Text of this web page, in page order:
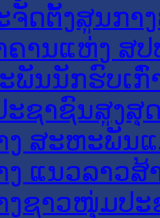
ຈັດຕັ້ງສູນກາ
ຄານແຫ່ງ ສປ
ພັນນັກຮົບເກົ່
ະຊາຊົນສູງສຸ
ງ ສະຫະພັນ
ງ ແນວລາວສ້
ງຊາວໜຸ່ມປະ